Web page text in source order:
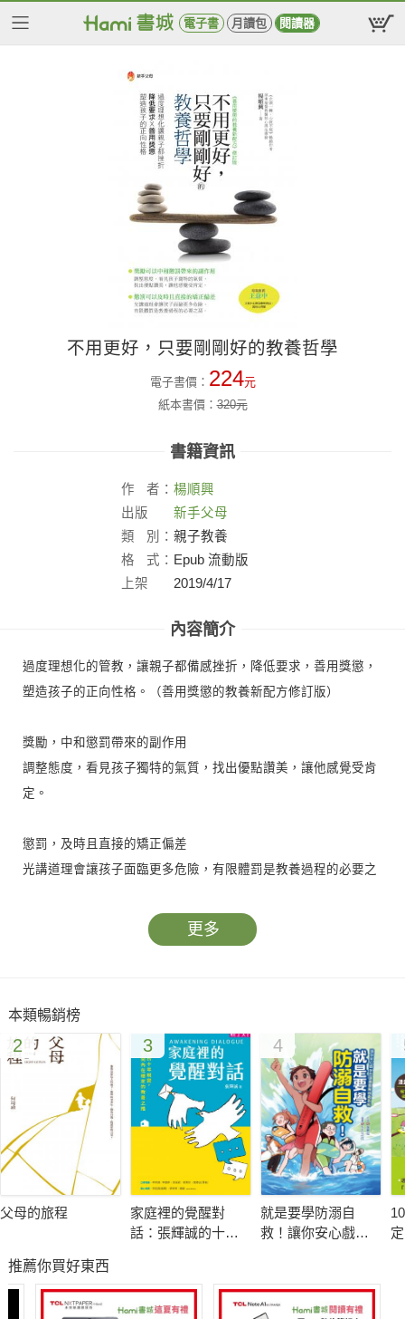
電子書 月讀包 閱讀器
不用更好，只要剛剛好的教養哲學
電子書價： 224元
紙本書價：320元
書籍資訊
作 者： 楊順興
出版
社：
新手父母
類
別： 親子教養
格
式： Epub 流動版
上架
2019/4/17
內容簡介
過度理想化的管教，讓親子都備感挫折，降低要求，善用獎懲，
塑造孩子的正向性格。（善用獎懲的教養新配方修訂版）
獎勵，中和懲罰帶來的副作用
調整態度，看見孩子獨特的氣質，找出優點讚美，讓他感覺受肯
定。
懲罰，及時且直接的矯正偏差
光講道理會讓孩子面臨更多危險，有限體罰是教養過程的必要之
80％父母都在問：為何我家孩子叫不動、講不聽、罵不怕？
調整孩子性格，避免過度壓抑而反彈
．光用「再加油」鼓勵，會讓孩子懷疑自己不夠好
．夠關心孩子的家長，「金錢獎勵」才能派上用場
．只講道理卻不給獎勵，親子相處可能會挫折連連
．無條件給零用錢不如讓孩子自己賺，才會更珍惜
．自動自發更要獎勵，知道自己很棒，行為更正向
有獎也有罰，導正偏差，延續好表現
．獎勵孩子的正向行為，負面行為就會逐漸變少
．懲罰前給孩子緩衝時間，好練習如何控制自己
．有權利使用自己的獎金，可以培養孩子金錢觀
更多
本類暢銷榜
2
父母的旅程
3
家庭裡的覺醒對
話：張輝誠的十年
4
就是要學防溺自
救！讓你安心戲水
推薦你買好東西